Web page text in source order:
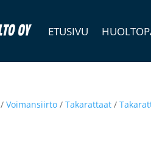
ETUSIVU
/Voimansiirto /Takarattaat /